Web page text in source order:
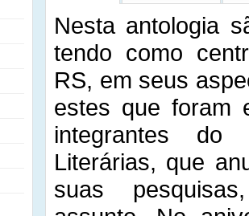
Nesta antologia
tendo como
RS, em seus
estes que foram
integrantes do
Literárias, que
suas